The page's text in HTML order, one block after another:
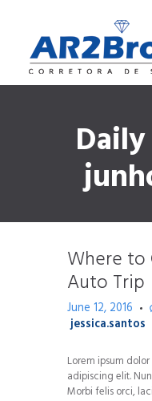
Where to
Auto Trip
June 12, 2016
jessica.santos
Lorem ipsum
adipiscing elit.
Morbi felis orci,